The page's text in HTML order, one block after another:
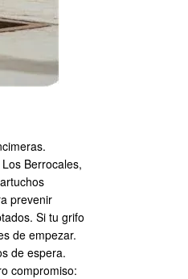
Berrocales,
prevenir
Si tu grifo
de empezar.
de espera.
compromiso: